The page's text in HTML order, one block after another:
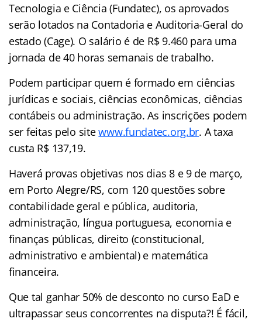
Tecnologia e Ciência (Fundatec), os aprovados
serão lotados na Contadoria e Auditoria-Geral do
estado (Cage). O salário é de R$ 9.460 para uma
jornada de 40 horas semanais de trabalho.
Podem participar quem é formado em ciências
jurídicas e sociais, ciências econômicas, ciências
contábeis ou administração. As inscrições podem
ser feitas pelo sitewww.fundatec.org.br. A taxa
custa R$ 137,19.
Haverá provas objetivas nos dias 8 e 9 de março,
em Porto Alegre/RS, com 120 questões sobre
contabilidade geral e pública, auditoria,
administração, língua portuguesa, economia e
finanças públicas, direito (constitucional,
administrativo e ambiental) e matemática
financeira.
Que tal ganhar 50% de desconto no curso EaD e
ultrapassar seus concorrentes na disputa?! É fácil,